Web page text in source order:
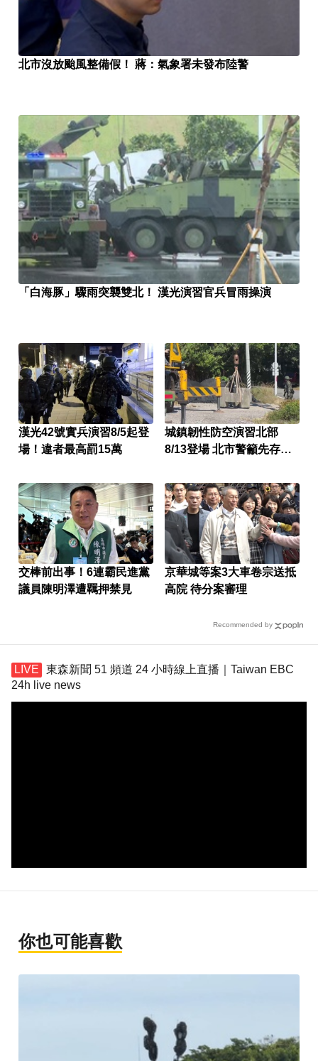
北市沒放颱風整備假！ 蔣：氣象署未發布陸警
「白海豚」驟雨突襲雙北！ 漢光演習官兵冒雨操演
漢光42號實兵演習8/5起登
場！違者最高罰15萬
城鎮韌性防空演習北部
8/13登場 北市警籲先存避
交棒前出事！6連霸民進黨
議員陳明澤遭羈押禁見
京華城等案3大車卷宗送抵
高院 待分案審理
Recommended by
東森新聞 51 頻道 24 小時線上直播｜Taiwan EBC
24h live news
你也可能喜歡